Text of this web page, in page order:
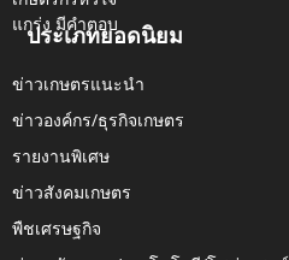
ประเภทยอดนิยม
ข่าวเกษตรแนะนำ
ข่าวองค์กร/ธุรกิจเกษตร
รายงานพิเศษ
ข่าวสังคมเกษตร
พืชเศรษฐกิจ